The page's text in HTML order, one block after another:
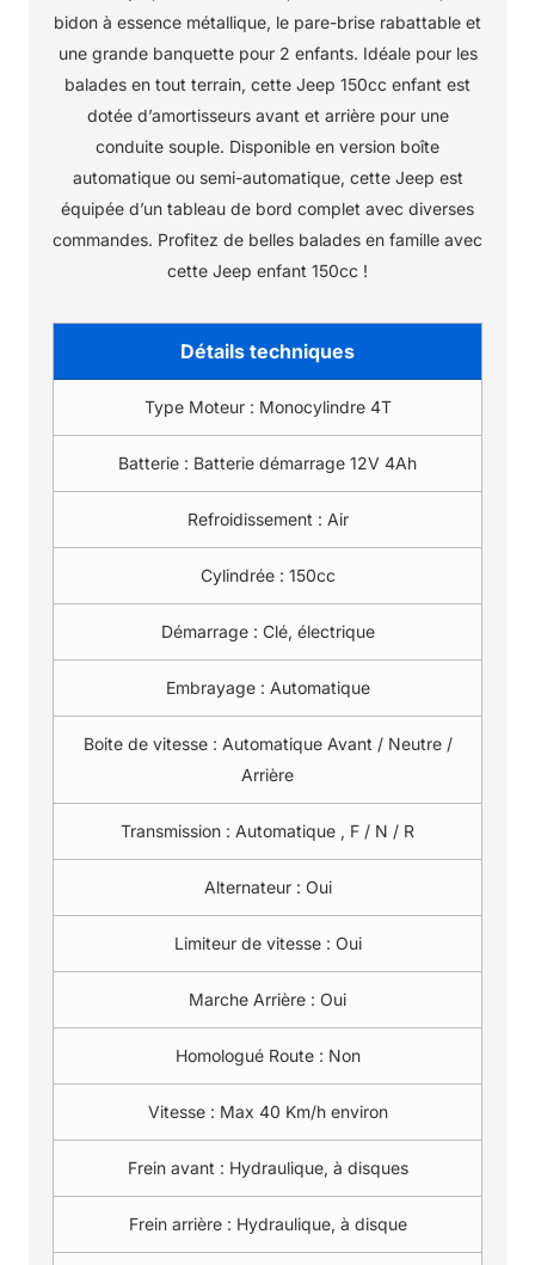
bidon à essence métallique, le pare-brise rabattable et
une grande banquette pour 2 enfants. Idéale pour les
balades en tout terrain, cette Jeep 150cc enfant est
dotée d’amortisseurs avant et arrière pour une
conduite souple. Disponible en version boîte
automatique ou semi-automatique, cette Jeep est
équipée d’un tableau de bord complet avec diverses
commandes. Profitez de belles balades en famille avec
cette Jeep enfant 150cc !
Détails techniques
Type Moteur : Monocylindre 4T
Batterie : Batterie démarrage 12V 4Ah
Refroidissement : Air
Cylindrée : 150cc
Démarrage : Clé, électrique
Embrayage : Automatique
Boite de vitesse : Automatique Avant / Neutre /
Arrière
Transmission : Automatique , F / N / R
Alternateur : Oui
Limiteur de vitesse : Oui
Marche Arrière : Oui
Homologué Route : Non
Vitesse : Max 40 Km/h environ
Frein avant : Hydraulique, à disques
Frein arrière : Hydraulique, à disque